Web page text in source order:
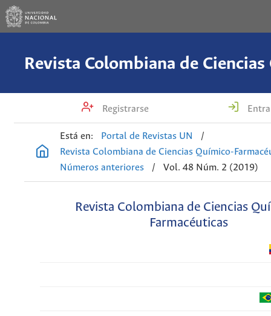
Registrarse
Está en: Portal de Revistas UN
/
Revista Colombiana de Ciencias Químico-
Números anteriores
/ Vol. 48 Núm. 2 (2019)
Revista Colombiana de Ciencias
Farmacéuticas